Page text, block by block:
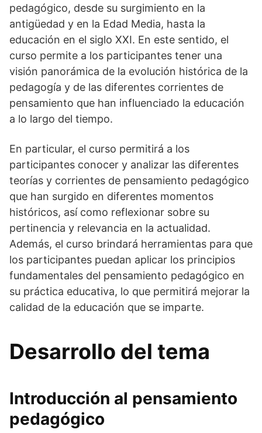
pedagógico, desde su surgimiento en la
antigüedad y en la Edad Media, hasta la
educación en el siglo XXI. En este sentido, el
curso permite a los participantes tener una
visión panorámica de la evolución histórica de la
pedagogía y de las diferentes corrientes de
pensamiento que han influenciado la educación
a lo largo del tiempo.
En particular, el curso permitirá a los
participantes conocer y analizar las diferentes
teorías y corrientes de pensamiento pedagógico
que han surgido en diferentes momentos
históricos, así como reflexionar sobre su
pertinencia y relevancia en la actualidad.
Además, el curso brindará herramientas para que
los participantes puedan aplicar los principios
fundamentales del pensamiento pedagógico en
su práctica educativa, lo que permitirá mejorar la
calidad de la educación que se imparte.
Desarrollo del tema
Introducción al pensamiento
pedagógico